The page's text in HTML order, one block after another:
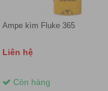
Ampe kìm Fluke 365
Liên hệ
Còn hàng